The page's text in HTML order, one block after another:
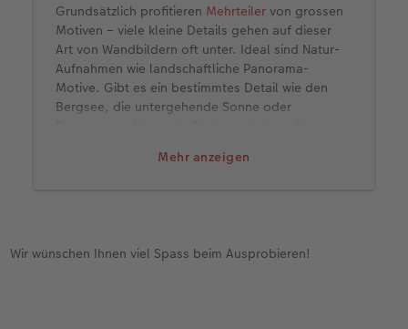
Mehr anzeigen
Grundsätzlich profitieren Mehrteiler von grossen
Motiven – viele kleine Details gehen auf dieser
Art von Wandbildern oft unter. Ideal sind Natur-
Aufnahmen wie landschaftliche Panorama-
Motive. Gibt es ein bestimmtes Detail wie den
Bergsee, die untergehende Sonne oder
online bei uns gestalten.Hiergeht es direkt zur
Wir wünschen Ihnen viel Spass beim Ausprobieren!